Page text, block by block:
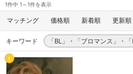
1件中 1～1件を表示
マッチング 価格順 新着順 更新順
キーワード 「BL」・「ブロマンス」・
1